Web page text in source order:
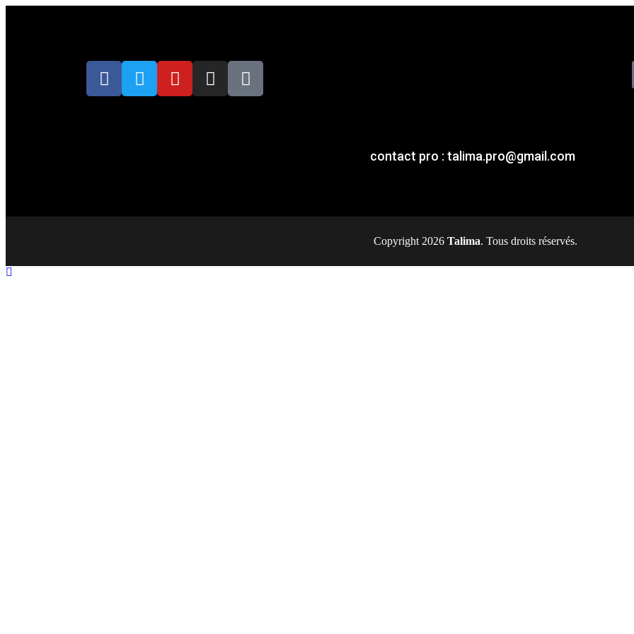
contact pro : talima.pro@gmail.com
Copyright 2026 Talima. Tous droits réservés.